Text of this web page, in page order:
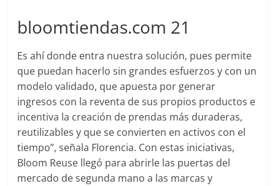
bloomtiendas.com 21
Es ahí donde entra nuestra solución, pues permite
que puedan hacerlo sin grandes esfuerzos y con un
modelo validado, que apuesta por generar
ingresos con la reventa de sus propios productos e
incentiva la creación de prendas más duraderas,
reutilizables y que se convierten en activos con el
tiempo”, señala Florencia. Con estas iniciativas,
Bloom Reuse llegó para abrirle las puertas del
mercado de segunda mano a las marcas y